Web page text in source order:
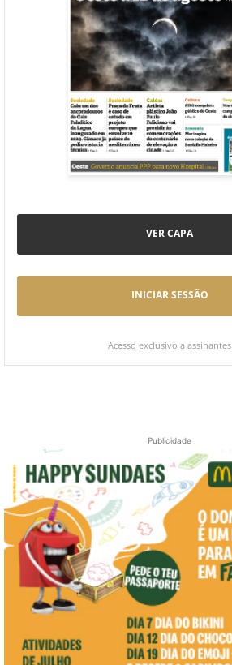
VER CAPA
INICIAR SESSÃO
Acesso exclusivo a assinantes
Publicidade